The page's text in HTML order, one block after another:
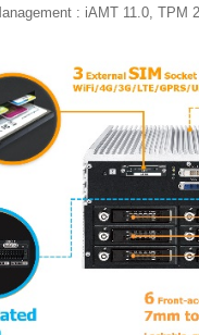
: iAMT 11.0, TPM